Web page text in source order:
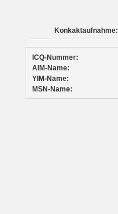
Konkaktaufnahme:
ICQ-Nummer:
AIM-Name:
YIM-Name:
MSN-Name: